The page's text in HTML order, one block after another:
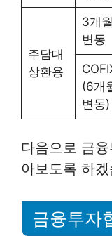
주담대
상환용
3개월
변동
(6개
변동)
다음으로 금
아보도록 하
금융투자